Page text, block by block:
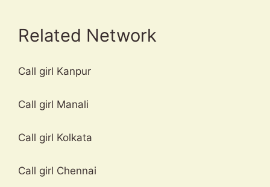
Related Network
Call girl Kanpur
Call girl Manali
Call girl Kolkata
Call girl Chennai